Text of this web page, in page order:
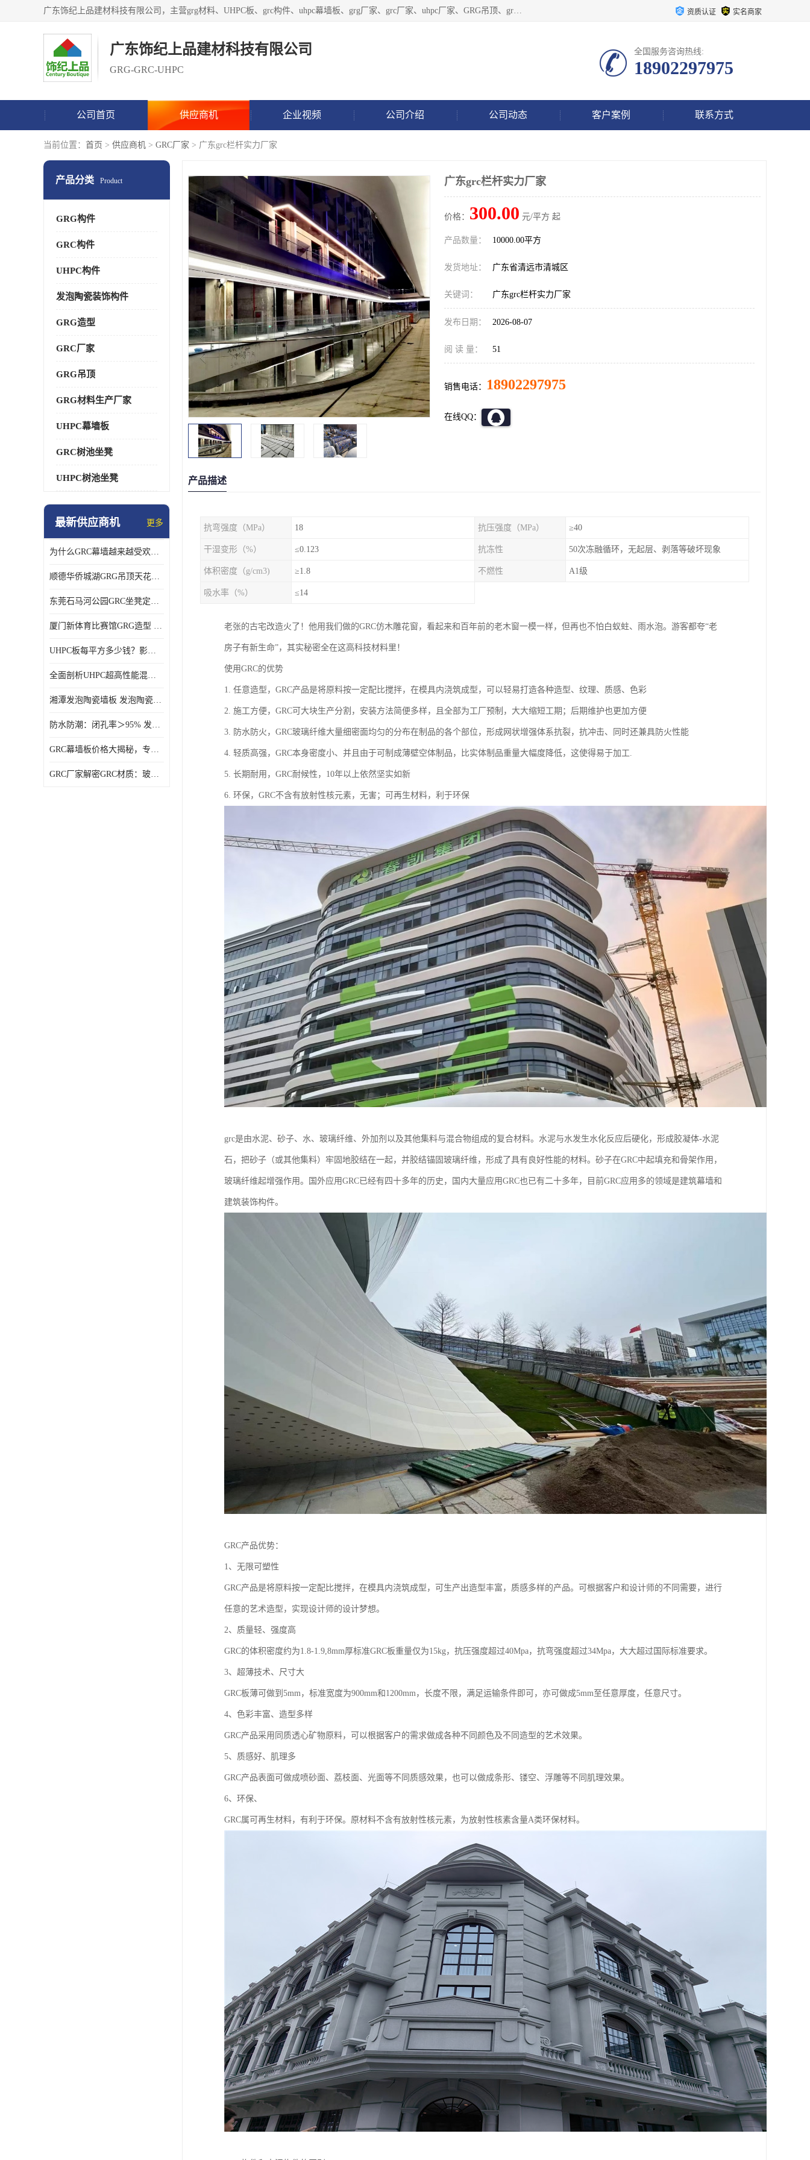
广东饰纪上品建材科技有限公司，主营grg材料、UHPC板、grc构件、uhpc幕墙板、grg厂家、grc厂家、uhpc厂家、GRG吊顶、grg石膏板、grg构件、外墙grc线条、grg造型、grg材料定制，uhpc高性能混凝土，uhpc构件，uhpc镂空挂板，grg材料生产厂家，广东grg厂家，广东grc厂家，联系方式*，2万平厂房，如果您对我公司的产品服务感兴趣，请联系我们。 资质认证 实名商家
广东饰纪上品建材科技有限公司
GRG-GRC-UHPC
全国服务咨询热线:
18902297975
公司首页 供应商机 企业视频 公司介绍 公司动态 客户案例 联系方式
当前位置： 首页 > 供应商机 > GRC厂家 > 广东grc栏杆实力厂家
产品分类 Product
GRG构件
GRC构件
UHPC构件
发泡陶瓷装饰构件
GRG造型
GRC厂家
GRG吊顶
GRG材料生产厂家
UHPC幕墙板
GRC树池坐凳
UHPC树池坐凳
最新供应商机 更多
为什么GRC幕墙越来越受欢迎？一起来了解GRC幕墙
顺德华侨城湖GRG吊顶天花GRG材料定制厂家饰纪上品
东莞石马河公园GRC坐凳定制选择广东饰纪上品GRC构件厂家
厦门新体育比赛馆GRG造型 GRG材料 广东GRG厂家
UHPC板每平方多少钱？影响价格的关键因素解析
全面剖析UHPC超高性能混凝土：优势显著，劣势何在？
湘潭发泡陶瓷墙板 发泡陶瓷装饰构件 轻质高强：密度低但抗压强度高
防水防潮：闭孔率＞95% 发泡陶瓷装饰构件 南阳发泡陶瓷厂家
GRC幕墙板价格大揭秘，专业厂家报价助您轻松掌控预算
GRC厂家解密GRC材质：玻璃纤维与水泥复合，创新建筑新选择
广东grc栏杆实力厂家
价格： 300.00 元/平方 起
产品数量： 10000.00平方
发货地址： 广东省清远市清城区
关键词： 广东grc栏杆实力厂家
发布日期： 2026-08-07
阅 读 量： 51
销售电话： 18902297975
在线QQ：
产品描述
抗弯强度（MPa） 18 抗压强度（MPa） ≥40
干湿变形（%） ≤0.123 抗冻性 50次冻融循环，无起层、剥落等破坏现象
体积密度（g/cm3) ≥1.8 不燃性 A1级
吸水率（%） ≤14
老张的古宅改造火了！他用我们做的GRC仿木雕花窗，看起来和百年前的老木窗一模一样，但再也不怕白蚁蛀、雨水泡。游客都夸“老
房子有新生命”，其实秘密全在这高科技材料里！
使用GRC的优势
1. 任意造型，GRC产品是将原料按一定配比搅拌，在模具内浇筑成型，可以轻易打造各种造型、纹理、质感、色彩
2. 施工方便，GRC可大块生产分割，安装方法简便多样，且全部为工厂预制，大大缩短工期；后期维护也更加方便
3. 防水防火，GRC玻璃纤维大量细密面均匀的分布在制品的各个部位，形成网状增强体系抗裂，抗冲击、同时还兼具防火性能
4. 轻质高强，GRC本身密度小、并且由于可制成薄壁空体制品，比实体制品重量大幅度降低，这使得易于加工.
5. 长期耐用，GRC耐候性，10年以上依然坚实如新
6. 环保，GRC不含有放射性核元素，无害；可再生材料，利于环保
grc是由水泥、砂子、水、玻璃纤维、外加剂以及其他集料与混合物组成的复合材料。水泥与水发生水化反应后硬化，形成胶凝体-水泥
石，把砂子（或其他集料）牢固地胶结在一起，并胶结锚固玻璃纤维，形成了具有良好性能的材料。砂子在GRC中起填充和骨架作用，
玻璃纤维起增强作用。国外应用GRC已经有四十多年的历史，国内大量应用GRC也已有二十多年，目前GRC应用多的领域是建筑幕墙和
建筑装饰构件。
GRC产品优势：
1、无限可塑性
GRC产品是将原料按一定配比搅拌，在模具内浇筑成型，可生产出造型丰富，质感多样的产品。可根据客户和设计师的不同需要，进行
任意的艺术造型，实现设计师的设计梦想。
2、质量轻、强度高
GRC的体积密度约为1.8-1.9,8mm厚标准GRC板重量仅为15kg，抗压强度超过40Mpa，抗弯强度超过34Mpa，大大超过国际标准要求。
3、超薄技术、尺寸大
GRC板薄可做到5mm，标准宽度为900mm和1200mm，长度不限，满足运输条件即可，亦可做成5mm至任意厚度，任意尺寸。
4、色彩丰富、造型多样
GRC产品采用同质透心矿物原料，可以根据客户的需求做成各种不同颜色及不同造型的艺术效果。
5、质感好、肌理多
GRC产品表面可做成喷砂面、荔枝面、光面等不同质感效果，也可以做成条形、镂空、浮雕等不同肌理效果。
6、环保、
GRC属可再生材料，有利于环保。原材料不含有放射性核元素，为放射性核素含量A类环保材料。